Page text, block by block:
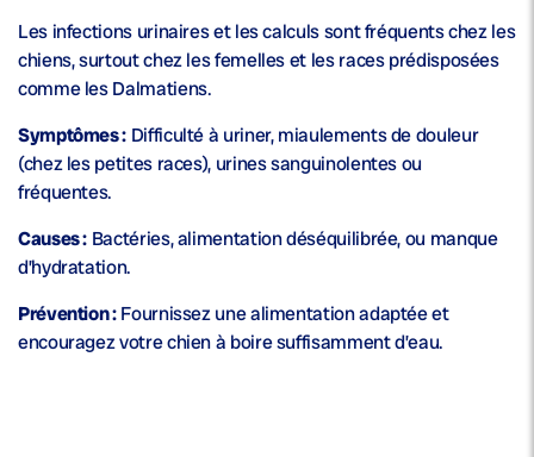
Les infections urinaires et les calculs sont fréquents chez les
chiens, surtout chez les femelles et les races prédisposées
comme les Dalmatiens.
Symptômes : Difficulté à uriner, miaulements de douleur
(chez les petites races), urines sanguinolentes ou
fréquentes.
Causes : Bactéries, alimentation déséquilibrée, ou manque
d’hydratation.
Prévention :Fournissez une alimentation adaptée et
encouragez votre chien à boire suffisamment d’eau.